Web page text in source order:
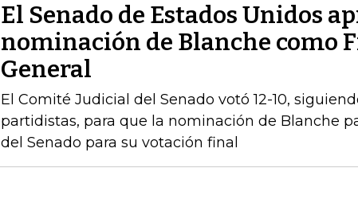
El Senado de Estados Unidos
nominación de Blanche como
General
El Comité Judicial del Senado votó 12-10,
partidistas, para que la nominación de Blanche
del Senado para su votación final